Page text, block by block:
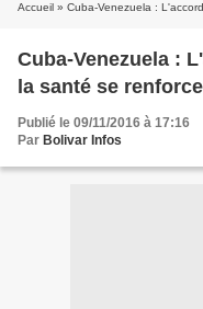
Accueil » Cuba-Venezuela :
Cuba-Venezuela :
la santé se renforce
Publié le 09/11/2016 à 17:16
Par Bolivar Infos